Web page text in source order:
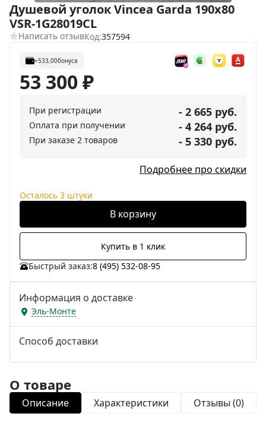
Душевой уголок Vincea Garda 190х80
VSR-1G28019CL
Написать отзывКод:357594
+533,00бонуса
53 300₽
При регистрации - 2 665 руб.
Оплата при получении - 4 264 руб.
При заказе 2 товаров - 5 330 руб.
Подробнее про скидки
Осталось 3 штуки
В корзину
Купить в 1 клик
Быстрый заказ:8 (495) 532-08-95
Информация о доставке
Эль-Монте
Способ доставки
О товаре
Описание Характеристики Отзывы (0)